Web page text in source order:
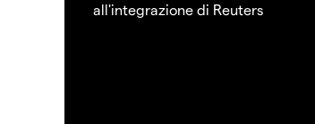
all'integrazione di Reuters